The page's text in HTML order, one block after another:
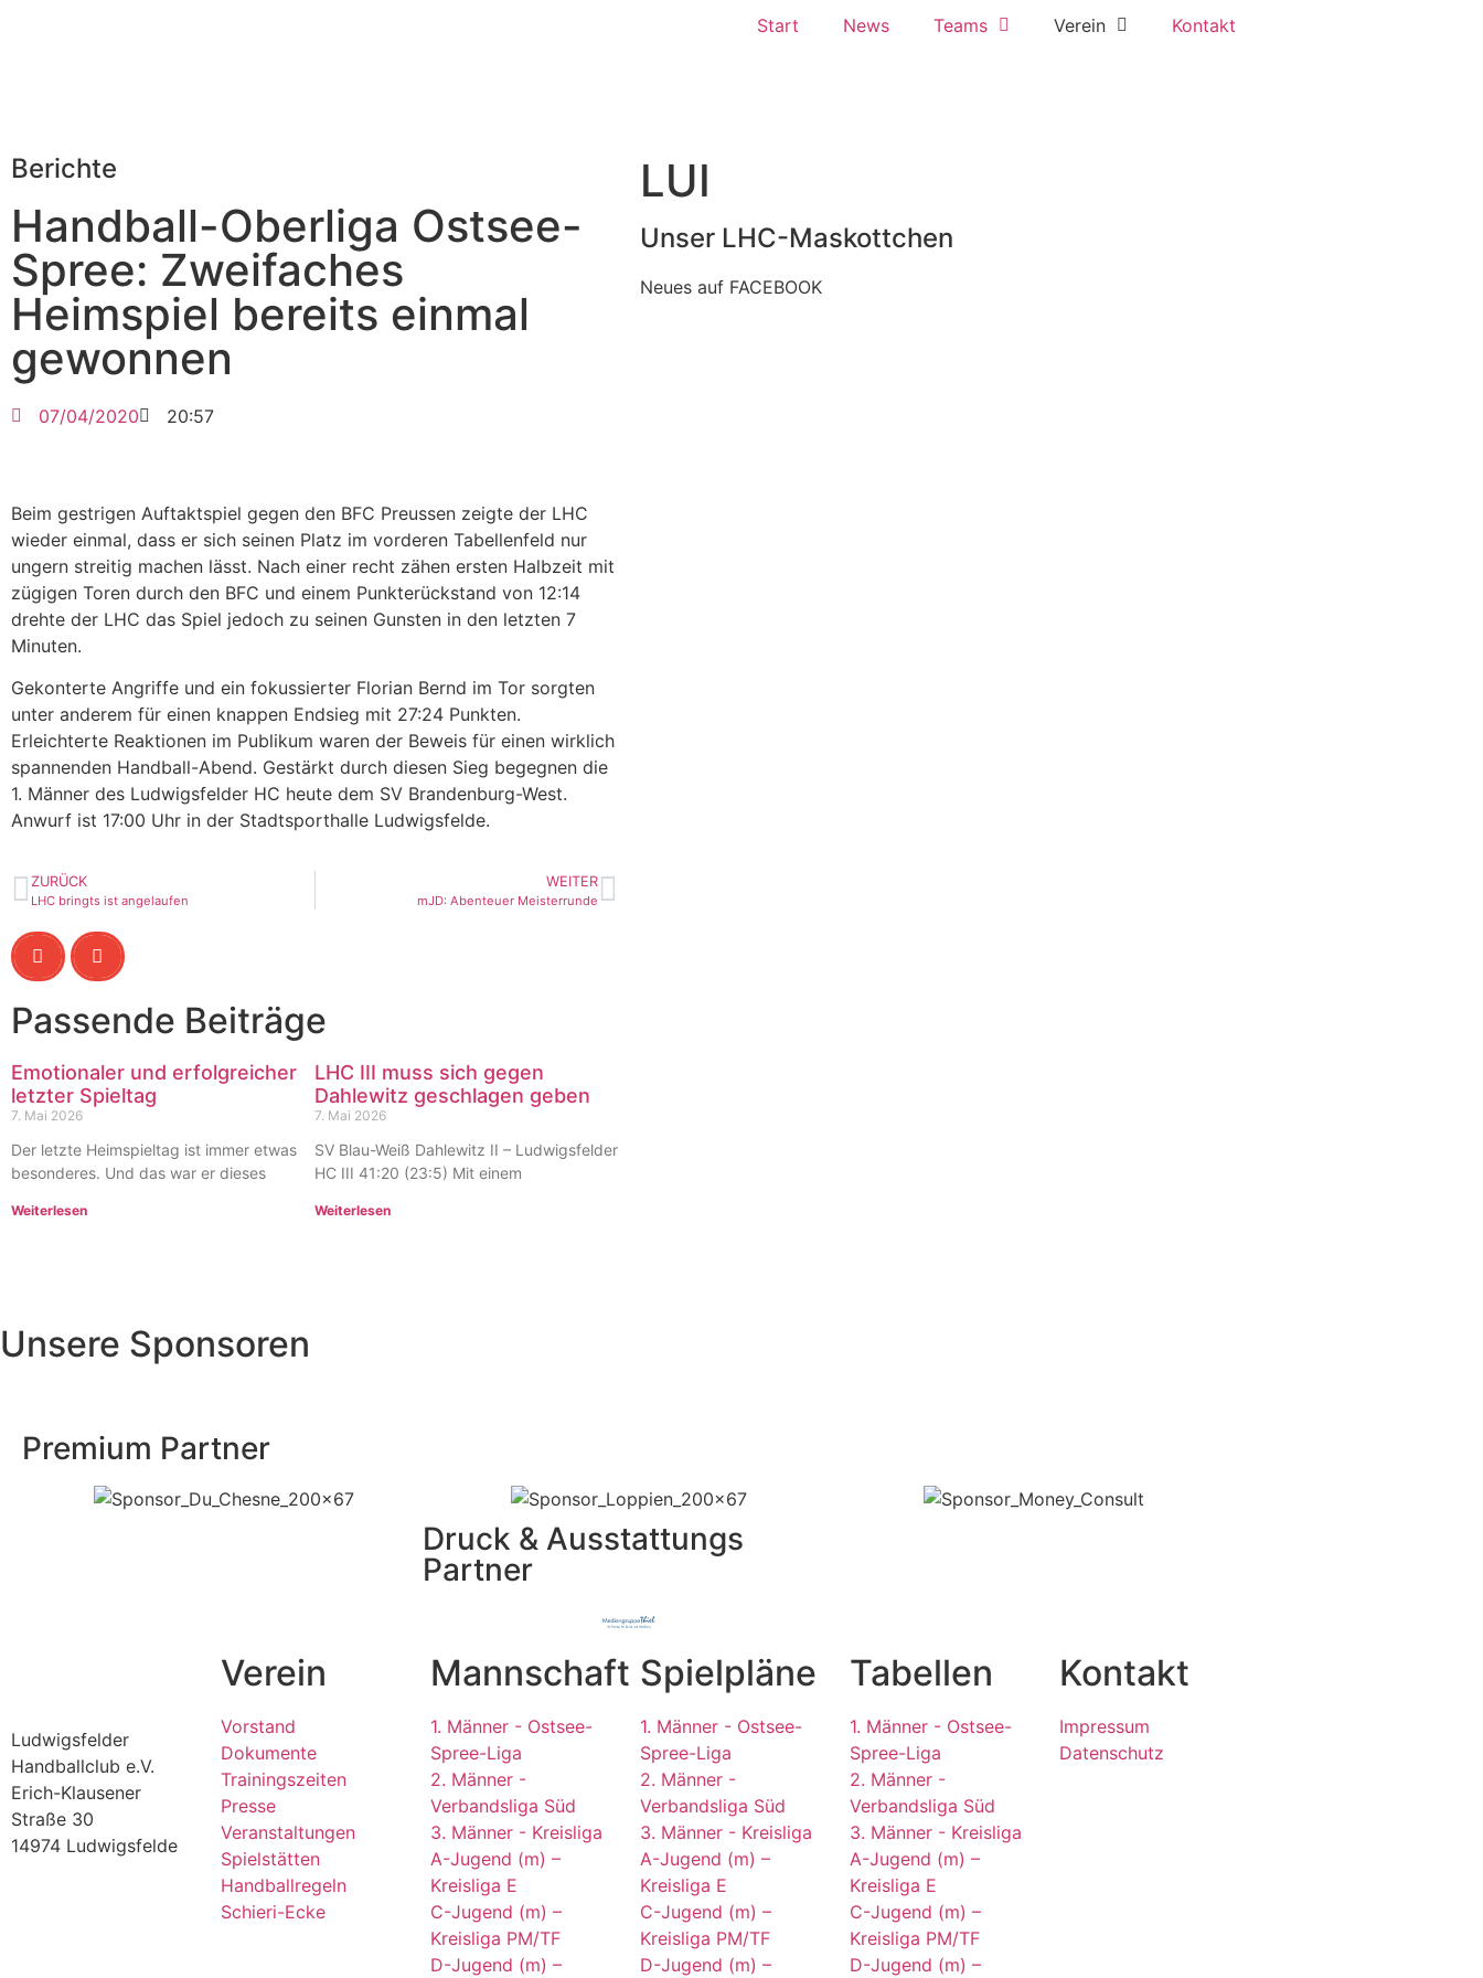
Start News Teams Verein Kontakt
Berichte
Handball-Oberliga Ostsee-
Spree: Zweifaches
Heimspiel bereits einmal
gewonnen
07/04/2020 20:57
Beim gestrigen Auftaktspiel gegen den BFC Preussen zeigte der LHC
wieder einmal, dass er sich seinen Platz im vorderen Tabellenfeld nur
ungern streitig machen lässt. Nach einer recht zähen ersten Halbzeit mit
zügigen Toren durch den BFC und einem Punkterückstand von 12:14
drehte der LHC das Spiel jedoch zu seinen Gunsten in den letzten 7
Minuten.
Gekonterte Angriffe und ein fokussierter Florian Bernd im Tor sorgten
unter anderem für einen knappen Endsieg mit 27:24 Punkten.
Erleichterte Reaktionen im Publikum waren der Beweis für einen wirklich
spannenden Handball-Abend. Gestärkt durch diesen Sieg begegnen die
1. Männer des Ludwigsfelder HC heute dem SV Brandenburg-West.
Anwurf ist 17:00 Uhr in der Stadtsporthalle Ludwigsfelde.
ZURÜCK
LHC bringts ist angelaufen
WEITER
mJD: Abenteuer Meisterrunde
Passende Beiträge
Emotionaler und erfolgreicher
letzter Spieltag
7. Mai 2026
Der letzte Heimspieltag ist immer etwas
besonderes. Und das war er dieses
Weiterlesen
LHC III muss sich gegen
Dahlewitz geschlagen geben
7. Mai 2026
SV Blau-Weiß Dahlewitz II – Ludwigsfelder
HC III 41:20 (23:5) Mit einem
Weiterlesen
LUI
Unser LHC-Maskottchen
Neues auf FACEBOOK
Unsere Sponsoren
Premium Partner
Druck & Ausstattungs
Partner
Ludwigsfelder
Handballclub e.V.
Erich-Klausener
Straße 30
14974 Ludwigsfelde
Verein
Vorstand
Dokumente
Trainingszeiten
Presse
Veranstaltungen
Spielstätten
Handballregeln
Schieri-Ecke
Mannschaft
1. Männer - Ostsee-
Spree-Liga
2. Männer -
Verbandsliga Süd
3. Männer - Kreisliga
A-Jugend (m) –
Kreisliga E
C-Jugend (m) –
Kreisliga PM/TF
D-Jugend (m) –
Spielpläne
1. Männer - Ostsee-
Spree-Liga
2. Männer -
Verbandsliga Süd
3. Männer - Kreisliga
A-Jugend (m) –
Kreisliga E
C-Jugend (m) –
Kreisliga PM/TF
D-Jugend (m) –
Tabellen
1. Männer - Ostsee-
Spree-Liga
2. Männer -
Verbandsliga Süd
3. Männer - Kreisliga
A-Jugend (m) –
Kreisliga E
C-Jugend (m) –
Kreisliga PM/TF
D-Jugend (m) –
Kontakt
Impressum
Datenschutz